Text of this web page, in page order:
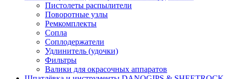
Пистолеты распылители
Поворотные узлы
Ремкомплекты
Сопла
Соплодержатели
Удлинитель (удочки)
Фильтры
Валики для окрасочных аппаратов